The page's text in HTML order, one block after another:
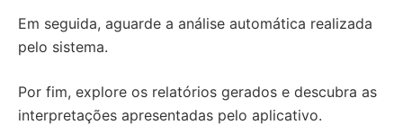
Em seguida, aguarde a análise automática realizada
pelo sistema.
Por fim, explore os relatórios gerados e descubra as
interpretações apresentadas pelo aplicativo.